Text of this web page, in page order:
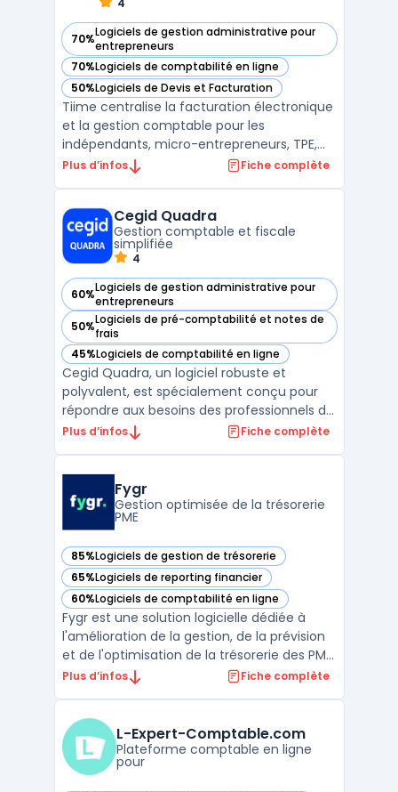
70%Logiciels de gestion administrative pour
entrepreneurs
— voir Tiime AE dans cette catégorie
70%Logiciels de comptabilité en ligne
— voir Tiime AE dans cette catégorie
50%Logiciels de Devis et Facturation
— voir Tiime AE dans cette catégorie
Tiime centralise la facturation électronique
et la gestion comptable pour les
indépendants, micro-entrepreneurs, TPE,
professions libérales et experts-
entourant la facture numérique modifie
l'organisation des cabinets ...
Plus d’infos Fiche complète
Cegid Quadra
Gestion comptable et fiscale
simplifiée
4
60%Logiciels de gestion administrative pour
entrepreneurs
— voir Cegid Quadra dans cette catégorie
50%Logiciels de pré-comptabilité et notes de
frais
— voir Cegid Quadra dans cette catégorie
45%Logiciels de comptabilité en ligne
— voir Cegid Quadra dans cette catégorie
Cegid Quadra, un logiciel robuste et
polyvalent, est spécialement conçu pour
répondre aux besoins des professionnels de
la comptabilité et de la fiscalité. Ce
suivi des déclarations fiscales, ainsi que
pour la coll ...
Plus d’infos Fiche complète
Fygr
Gestion optimisée de la trésorerie
PME
85%Logiciels de gestion de trésorerie
— voir Fygr dans cette catégorie
65%Logiciels de reporting financier
— voir Fygr dans cette catégorie
60%Logiciels de comptabilité en ligne
— voir Fygr dans cette catégorie
Fygr est une solution logicielle dédiée à
l'amélioration de la gestion, de la prévision
et de l'optimisation de la trésorerie des PME.
Cette plateforme permet de centraliser
comptables ou des ERP ...
Plus d’infos Fiche complète
L-Expert-Comptable.com
Plateforme comptable en ligne
pour